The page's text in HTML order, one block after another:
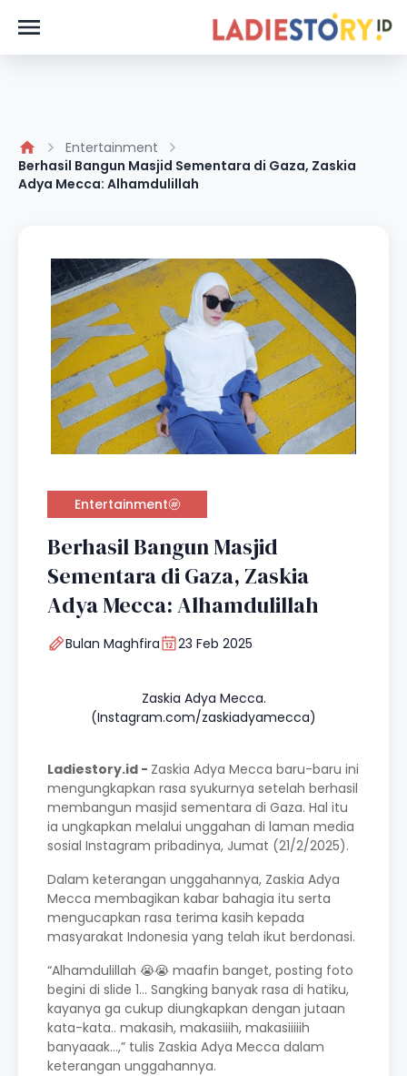
Entertainment
Berhasil Bangun Masjid Sementara di Gaza, Zaskia
Adya Mecca: Alhamdulillah
Entertainment
Berhasil Bangun Masjid
Sementara di Gaza, Zaskia
Adya Mecca: Alhamdulillah
Bulan Maghfira 23 Feb 2025
Zaskia Adya Mecca.
(Instagram.com/zaskiadyamecca)
Ladiestory.id - Zaskia Adya Mecca baru-baru ini
mengungkapkan rasa syukurnya setelah berhasil
membangun masjid sementara di Gaza. Hal itu
ia ungkapkan melalui unggahan di laman media
sosial Instagram pribadinya, Jumat (21/2/2025).
Dalam keterangan unggahannya, Zaskia Adya
Mecca membagikan kabar bahagia itu serta
mengucapkan rasa terima kasih kepada
masyarakat Indonesia yang telah ikut berdonasi.
“Alhamdulillah 😭😭 maafin banget, posting foto
begini di slide 1… Sangking banyak rasa di hatiku,
kayanya ga cukup diungkapkan dengan jutaan
kata-kata.. makasih, makasiiih, makasiiiiih
banyaaak…,” tulis Zaskia Adya Mecca dalam
keterangan unggahannya.